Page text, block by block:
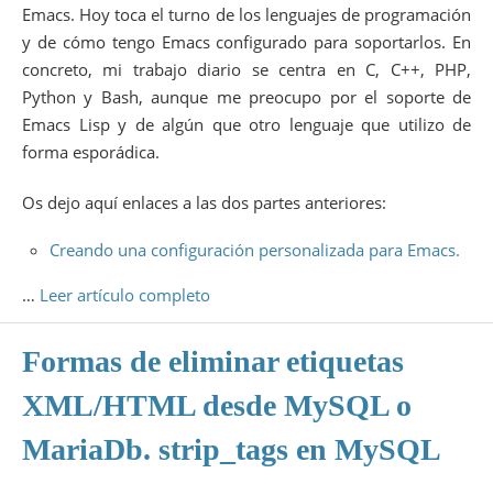
Emacs. Hoy toca el turno de los lenguajes de programación
y de cómo tengo Emacs configurado para soportarlos. En
concreto, mi trabajo diario se centra en C, C++, PHP,
Python y Bash, aunque me preocupo por el soporte de
Emacs Lisp y de algún que otro lenguaje que utilizo de
forma esporádica.
Os dejo aquí enlaces a las dos partes anteriores:
Creando una configuración personalizada para Emacs.
… Leer artículo completo
Formas de eliminar etiquetas
XML/HTML desde MySQL o
MariaDb. strip_tags en MySQL